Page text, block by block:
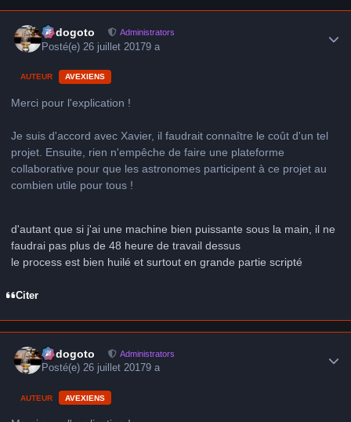
frédogoto Administrators
Posté(e) 26 juillet 20179 a
AUTEUR AVEXIENS
Merci pour l'explication !
Je suis d'accord avec Xavier, il faudrait connaître le coût d'un tel
projet. Ensuite, rien n'empêche de faire une plateforme
collaborative pour que les astronomes participent à ce projet au
combien utile pour tous !
d'autant que si j'ai une machine bien puissante sous la main, il ne
faudrai pas plus de 48 heure de travail dessus
le process est bien huilé et surtout en grande partie scripté
Citer
frédogoto Administrators
Posté(e)26 juillet 20179 a
AUTEUR AVEXIENS